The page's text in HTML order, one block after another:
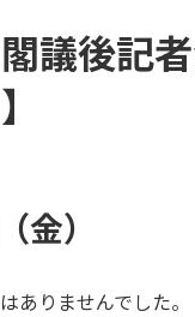
議後記
金）
ありませんでした。